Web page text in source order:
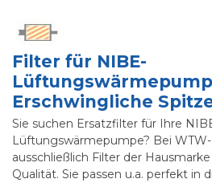
Filter für NIBE-
Erschwingliche
Sie suchen Ersatzfilter für Ihre
Lüftungswärmepumpe? Bei
ausschließlich Filter der
Qualität. Sie passen u.a. perfekt in